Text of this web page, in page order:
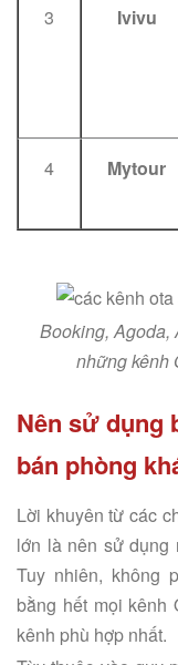
3 Ivivu
4 Mytour
Booking, Agoda,
những kênh
Nên sử dụng
bán phòng
Lời khuyên từ các
lớn là nên sử dụng
Tuy nhiên, không
bằng hết mọi kênh
kênh phù hợp nhất.